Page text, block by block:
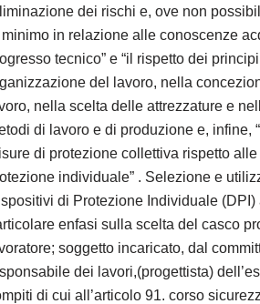
dei rischi e, ove non
in relazione alle conoscenze
tecnico” e “il rispetto dei
del lavoro, nella
nella scelta delle attrezzature e
di lavoro e di produzione e, infine,
di protezione collettiva rispetto
individuale” . Selezione e
di Protezione Individuale (DPI)
enfasi sulla scelta del casco
soggetto incaricato, dal
dei lavori,(progettista)
di cui all’articolo 91. corso